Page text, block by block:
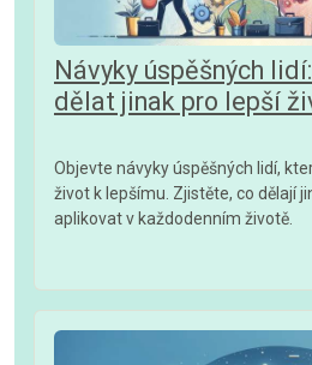
Návyky úspěšných
dělat jinak pro lepší
Objevte návyky úspěšných lidí,
život k lepšímu. Zjistěte, co dělají
aplikovat v každodenním životě.